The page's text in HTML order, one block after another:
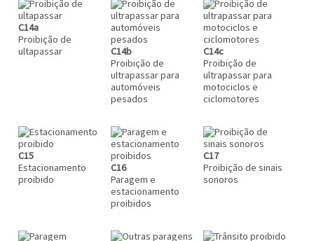
C14a
Proibição de
ultapassar
C14b
Proibição de
ultrapassar para
automóveis
pesados
C14c
Proibição de
ultrapassar para
motociclos e
ciclomotores
C15
Estacionamento
proibido
C16
Paragem e
estacionamento
proibidos
C17
Proibição de sinais
sonoros